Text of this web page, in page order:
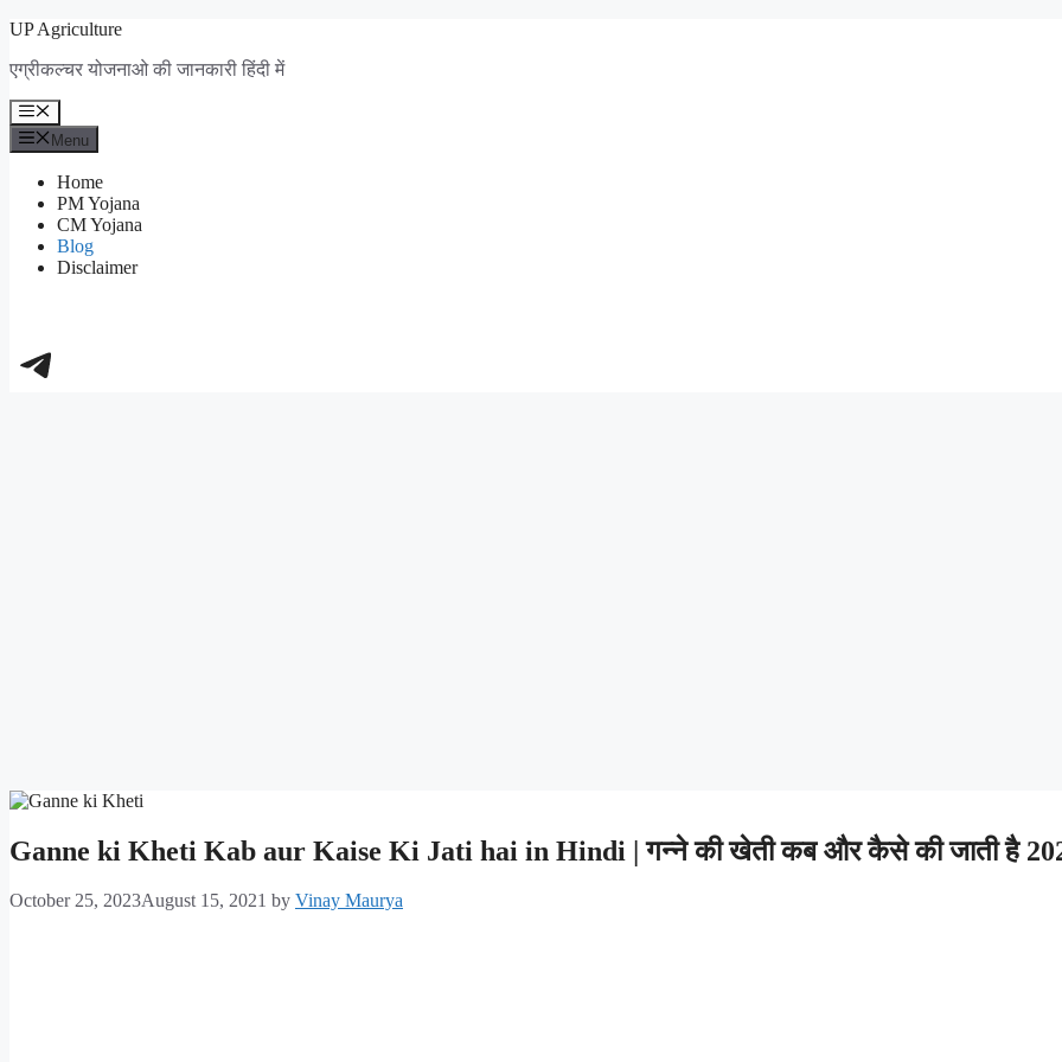
Skip
content
UP Agriculture
एग्रीकल्चर योजनाओ की जानकारी हिंदी में
Menu
Menu
Home
PM Yojana
CM Yojana
Blog
Disclaimer
https://t.me/+_dXT-DwpRj03ZDhl
Ganne ki Kheti Kab aur Kaise Ki Jati hai in Hindi | गन्ने की खेती कब और कैसे की जाती है
October 25, 2023August 15, 2021 by Vinay Maurya